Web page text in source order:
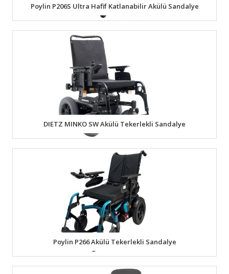
Poylin P206S Ultra Hafif Katlanabilir Akülü Sandalye
DIETZ MINKO SW Akülü Tekerlekli Sandalye
Poylin P266 Akülü Tekerlekli Sandalye